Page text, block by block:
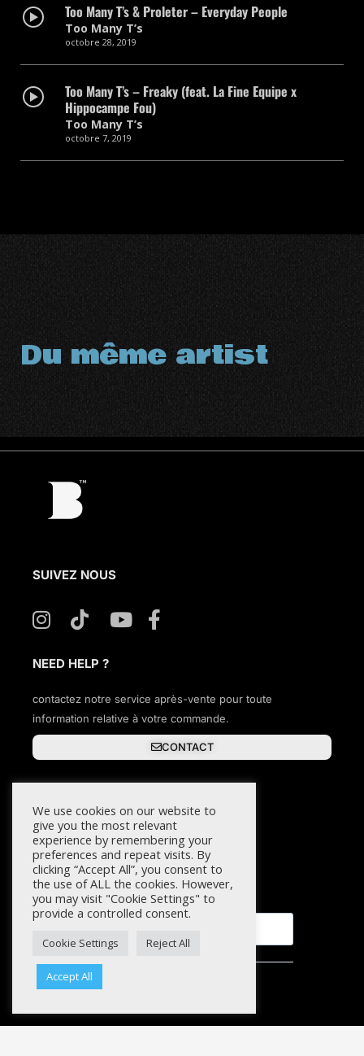
Too Many T’s & Proleter – Everyday People
Too Many T’s
octobre 28, 2019
Too Many T’s – Freaky (feat. La Fine Equipe x
Hippocampe Fou)
Too Many T’s
octobre 7, 2019
Du même artist
SUIVEZ NOUS
NEED HELP ?
contactez notre service après-vente pour toute
information relative à votre commande.
CONTACT
NEWSLETTER
Inscrivez-vous pour ne rien manquer de nos
actualités.
Sélectionnez les listes auxquelles vous
We use cookies on our website to
give you the most relevant
experience by remembering your
preferences and repeat visits. By
clicking “Accept All”, you consent to
the use of ALL the cookies. However,
you may visit "Cookie Settings" to
provide a controlled consent.
Cookie Settings Reject All
Accept All